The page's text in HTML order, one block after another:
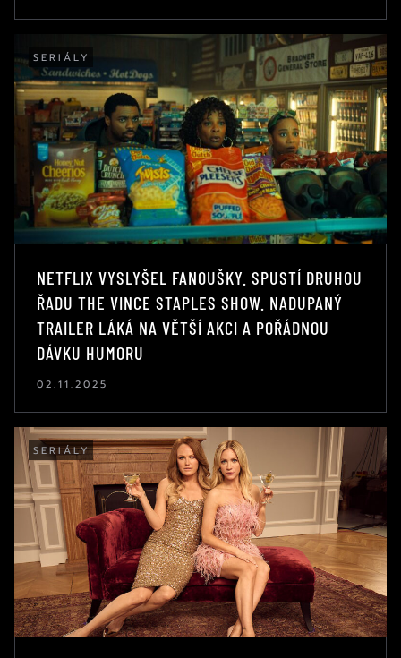
SERIÁLY
NETFLIX VYSLYŠEL FANOUŠKY. SPUSTÍ DRUHOU
ŘADU THE VINCE STAPLES SHOW. NADUPANÝ
TRAILER LÁKÁ NA VĚTŠÍ AKCI A POŘÁDNOU
DÁVKU HUMORU
02.11.2025
SERIÁLY